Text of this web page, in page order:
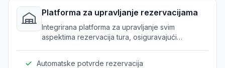
Platforma za upravljanje rezervacijama
Integrirana platforma za upravljanje svim
aspektima rezervacija tura, osiguravajući
Automatske potvrde rezervacija